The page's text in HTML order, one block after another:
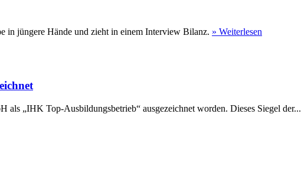
in jüngere Hände und zieht in einem Interview Bilanz. » Weiterlesen
als „IHK Top-Ausbildungsbetrieb“ ausgezeichnet worden. Dieses Siegel der...